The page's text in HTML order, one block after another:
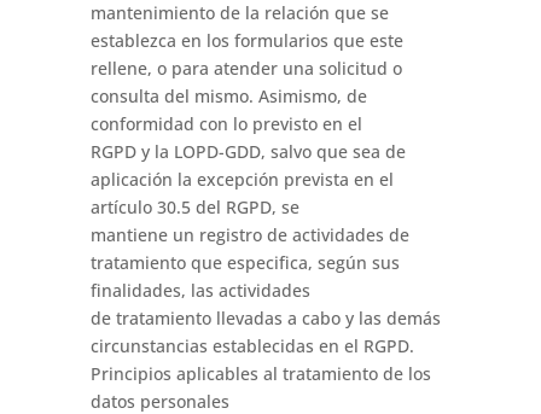
mantenimiento de la relación que se
establezca en los formularios que este
rellene, o para atender una solicitud o
consulta del mismo. Asimismo, de
conformidad con lo previsto en el
RGPD y la LOPD-GDD, salvo que sea de
aplicación la excepción prevista en el
artículo 30.5 del RGPD, se
mantiene un registro de actividades de
tratamiento que especifica, según sus
finalidades, las actividades
de tratamiento llevadas a cabo y las demás
circunstancias establecidas en el RGPD.
Principios aplicables al tratamiento de los
datos personales